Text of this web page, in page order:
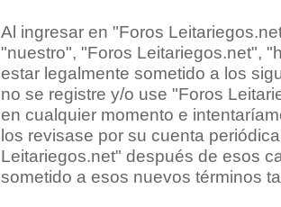
Al ingresar en "Foros
"nuestro", "Foros Leitariegos.net",
estar legalmente sometido a los
no se registre y/o use "Foros
en cualquier momento e
los revisase por su cuenta
Leitariegos.net" después de esos
sometido a esos nuevos términos